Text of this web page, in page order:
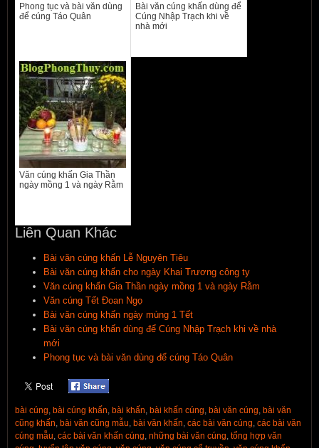
Phong tục và bài văn dùng
để cúng Táo Quân
Bài văn cúng khấn dùng để
Cúng Nhập Trạch khi về
nhà mới
Văn cúng khấn Gia Thần
ngày mồng 1 và ngày Rằm
Liên Quan Khác
Bài văn cúng khấn Lễ Nguyên Tiêu
Bài văn cúng khấn cho ngày Khai Trương công ty
Văn cúng khấn Gia Thần ngày mồng 1 và ngày Rằm
Văn cúng Tết Đoan Ngọ
Bài văn cúng khấn ngày mùng 1 Tết
Bài văn cúng khấn dùng để Cúng Nhập Trạch khi về nhà
mới
Phong tục và bài văn dùng để cúng Táo Quân
bài cúng, bài cúng khấn, bài khấn, bài khấn cúng, bài văn cúng, bài văn
cũng khấn, bài văn cũng mẫu, bài văn khấn, các bài văn cúng, các bài văn
cúng mẫu, các bài văn khấn cúng, những bài văn cúng, tổng hợp văn